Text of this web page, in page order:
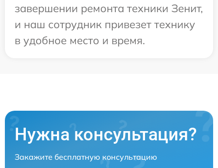
завершении ремонта техники Зенит,
и наш сотрудник привезет технику
в удобное место и время.
Нужна консультация?
Закажите бесплатную консультацию